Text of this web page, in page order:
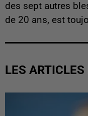
des sept autres
de 20 ans, est
LES